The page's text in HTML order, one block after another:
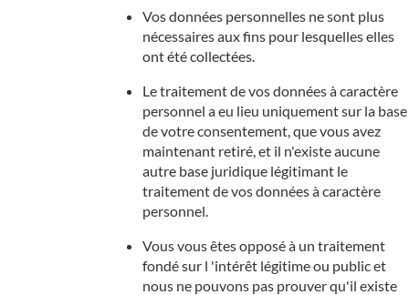
Vos données personnelles ne sont plus
nécessaires aux fins pour lesquelles elles
ont été collectées.
Le traitement de vos données à caractère
personnel a eu lieu uniquement sur la base
de votre consentement, que vous avez
maintenant retiré, et il n'existe aucune
autre base juridique légitimant le
traitement de vos données à caractère
personnel.
Vous vous êtes opposé à un traitement
fondé sur l 'intérêt légitime ou public et
nous ne pouvons pas prouver qu'il existe